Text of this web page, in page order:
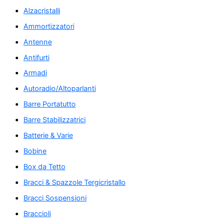
Alzacristalli
Ammortizzatori
Antenne
Antifurti
Armadi
Autoradio/Altoparlanti
Barre Portatutto
Barre Stabilizzatrici
Batterie & Varie
Bobine
Box da Tetto
Bracci & Spazzole Tergicristallo
Bracci Sospensioni
Braccioli